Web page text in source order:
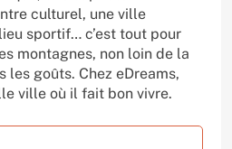
culturel, une ville
sportif… c’est tout pour
montagnes, non loin de la
les goûts. Chez eDreams,
ville où il fait bon vivre.